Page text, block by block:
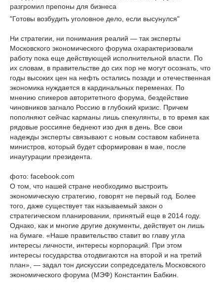
"Готовы возбудить уголовное дело, если высунулся"
Ни стратегии, ни понимания реалий — так эксперты
Московского экономического форума охарактеризовали
работу пока еще действующей исполнительной власти. По
их словам, в правительстве до сих пор не могут осознать, что
годы высоких цен на нефть остались позади и отечественная
экономика нуждается в кардинальных переменах. По
мнению спикеров авторитетного форума, бездействие
чиновников загнало Россию в глубокий кризис. Причем
пополняют сейчас карманы лишь спекулянты, в то время как
рядовые россияне беднеют изо дня в день. Все свои
надежды эксперты связывают с новым составом кабинета
министров, который будет сформирован в мае, после
инаугурации президента.
фото: facebook.com
О том, что нашей стране необходимо выстроить
экономическую стратегию, говорят не первый год. Более
того, даже существует так называемый закон о
стратегическом планировании, принятый еще в 2014 году.
Однако, как и многие другие документы, действует он лишь
на бумаге. «Наше правительство ставит во главу угла
интересы личности, интересы корпораций. При этом
интересы государства отодвигаются на второй и на третий
план», — задал тон дискуссии сопредседатель Московского
экономического форума (МЭФ) Константин Бабкин.